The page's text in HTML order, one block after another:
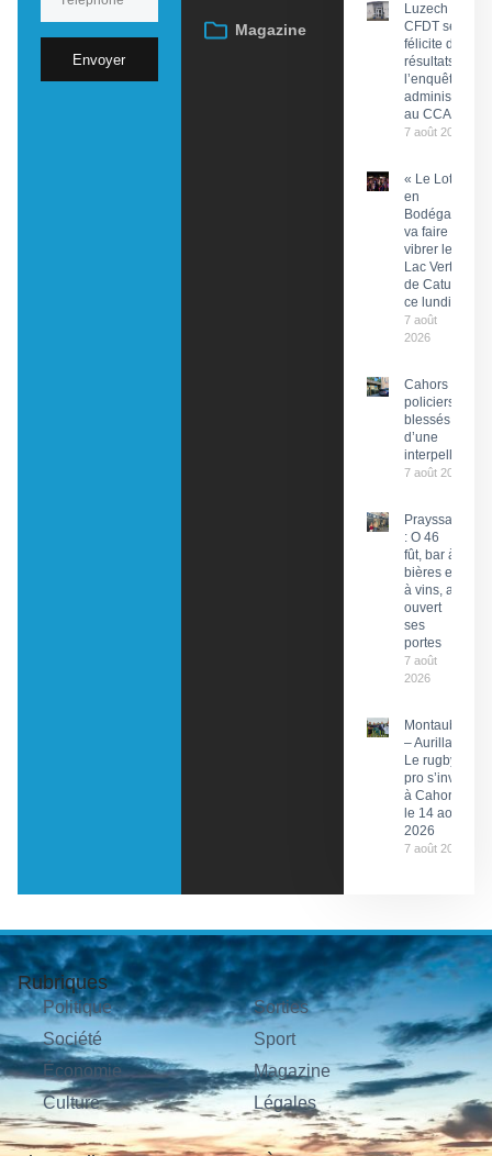
Envoyer
Magazine
Luzech : La
CFDT se
félicite des
résultats de
l’enquête
administrative
au CCAS
7 août 2026
« Le Lot
en
Bodéga »
va faire
vibrer le
Lac Vert
de Catus
ce lundi
7 août
2026
Cahors : Des
policiers
blessés lors
d’une
interpellation
7 août 2026
Prayssac
: O 46
fût, bar à
bières et
à vins, a
ouvert
ses
portes
7 août
2026
Montauban
– Aurillac :
Le rugby
pro s’invite
à Cahors
le 14 août
2026
7 août 2026
Rubriques
Politique
Société
Économie
Culture
Sorties
Sport
Magazine
Légales